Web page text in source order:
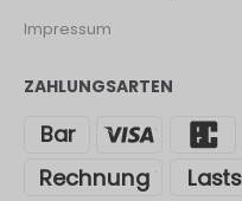
Impressum
ZAHLUNGSARTEN